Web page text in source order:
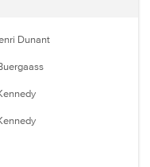
Dunant